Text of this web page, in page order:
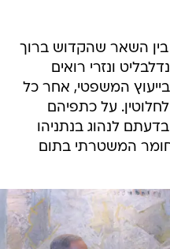
בין השאר שהקדוש ברוך
ונזרי רואים
בהתייצבותם כמספרי 1 ו-2 בייעוץ המשפטי, אחר כל
על כתפיהם
לנהוג בנתניהו
המשטרתי בתום